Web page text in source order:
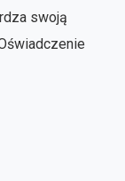
swoją